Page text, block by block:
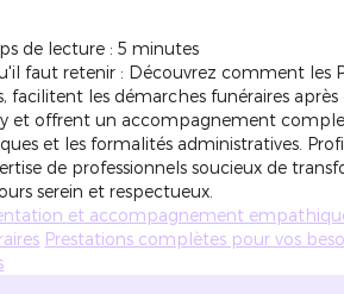
de lecture : 5 minutes
faut retenir : Découvrez comment les
facilitent les démarches funéraires
et offrent un accompagnement
et les formalités administratives.
de professionnels soucieux de
serein et respectueux.
et accompagnement
Prestations complètes pour vos